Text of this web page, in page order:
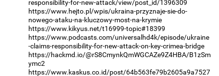
responsibility-for-new-attack/view/post_id/1396309
https://www.hejto.pl/wpis/ukraina-przyznaje-sie-do-
nowego-ataku-na-kluczowy-most-na-krymie
https://www.kikyus.net/t16999-topic#18399
https://www.podcasts.com/universalhd4k/episode/ukraine
-claims-responsibility-for-new-attack-on-key-crimea-bridge
https://hackmd.io/@rS8CmynkQmWGCAZe9Z4HBA/B1zSm
ymc2
https://www.kaskus.co.id/post/64b563fe79b2605a9a7527